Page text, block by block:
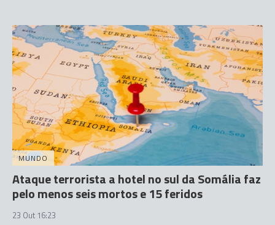
MUNDO
Ataque terrorista a hotel no sul da Somália faz
pelo menos seis mortos e 15 feridos
23 Out 16:23